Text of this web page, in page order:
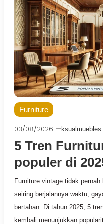
Furniture
03/08/2026 ksualmuebles
5 Tren
populer di
Furniture vintage tidak
seiring berjalannya waktu,
bertahan. Di tahun 2025, 5
kembali menunjukkan